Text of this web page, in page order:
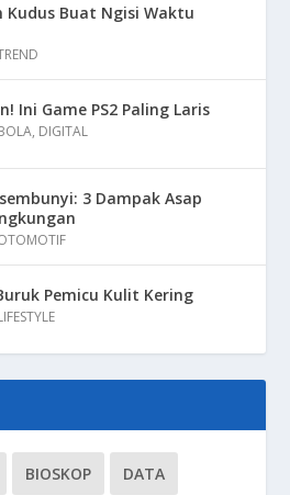
Kudus Buat Ngisi Waktu
Ini Game PS2 Paling Laris
, DIGITAL
3 Dampak Asap
Pemicu Kulit Kering
BIOSKOP DATA